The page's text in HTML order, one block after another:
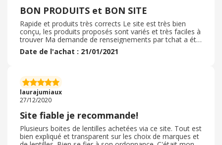
BON PRODUITS et BON SITE
Rapide et produits très corrects Le site est très bien
conçu, les produits proposés sont variés et très faciles à
trouver Ma demande de renseignements par tchat a été
instantanée et très concise. je recommande ce site car
vous pouvez y trouver toutes les lentilles ainsi que tous
depuis l'Angleterre 7 à 8 jours. A l'arrivée, l'emballage est
sommaire mais correct. je recommande donc ce
marchand.
Date de l'achat : 21/01/2021
laurajumiaux
27/12/2020
Site fiable je recommande!
Plusieurs boites de lentilles achetées via ce site. Tout est
bien expliqué et transparent sur les choix de marques et